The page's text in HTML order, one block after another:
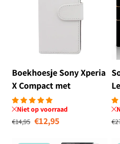
Boekhoesje Sony Xperia
X Compact met
Opbergvakjes Wit
Niet op voorraad
Normale prijs
€14,95 €12,95